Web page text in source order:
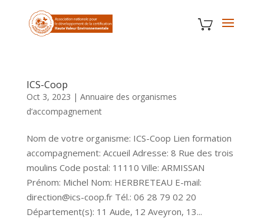
ICS-Coop
Oct 3, 2023 | Annuaire des organismes
d’accompagnement
Nom de votre organisme: ICS-Coop Lien formation
accompagnement: Accueil Adresse: 8 Rue des trois
moulins Code postal: 11110 Ville: ARMISSAN
Prénom: Michel Nom: HERBRETEAU E-mail:
direction@ics-coop.fr Tél.: 06 28 79 02 20
Département(s): 11 Aude, 12 Aveyron, 13...